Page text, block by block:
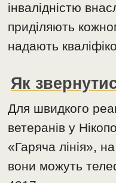
інвалідністю
приділяють
надають
Як
Для швидкого
ветеранів у
«Гаряча лінія»,
вони можуть